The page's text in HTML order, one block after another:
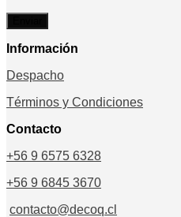
Información
Despacho
Términos y Condiciones
Contacto
+56 9 6575 6328
+56 9 6845 3670
contacto@decoq.cl